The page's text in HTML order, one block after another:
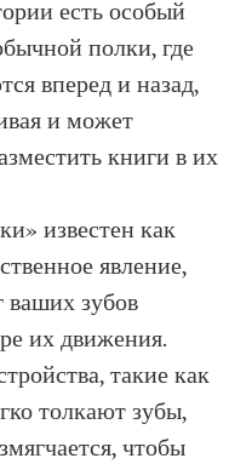
есть особый
полки, где
вперед и назад,
и может
книги в их
известен как
явление,
ваших зубов
их движения.
такие как
толкают зубы,
чтобы